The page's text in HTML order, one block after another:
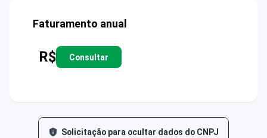
Faturamento anual
R$ Consultar
Solicitação para ocultar dados do CNPJ